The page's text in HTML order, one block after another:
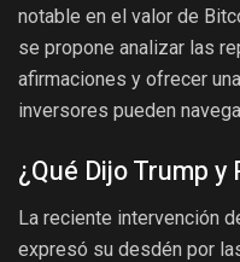
notable en el valor de
se propone analizar las
afirmaciones y ofrecer
inversores pueden
¿Qué Dijo Trump
La reciente intervención
expresó su desdén por